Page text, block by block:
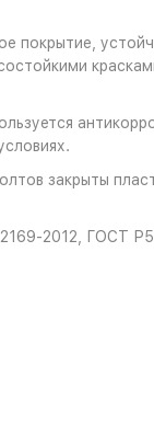
покрытие,
закрыты
2012, ГОСТ